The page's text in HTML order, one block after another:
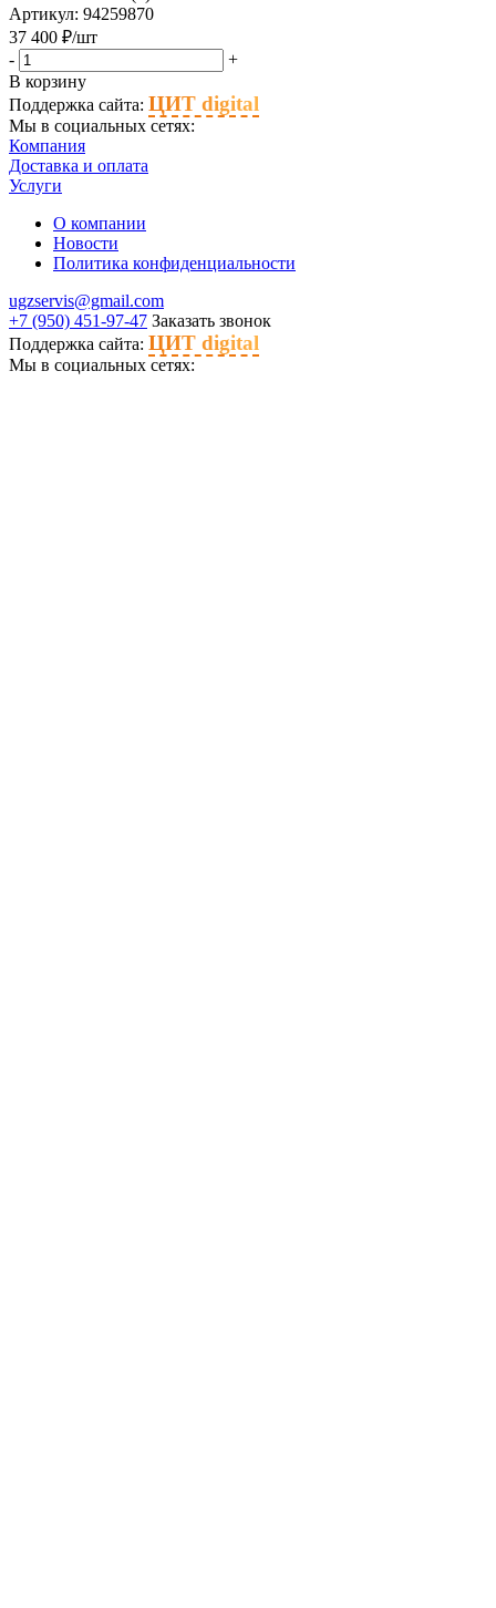
Артикул: 94259870
37 400 ₽/шт
-
+
В корзину
Поддержка сайта: ЦИТ digital
Мы в социальных сетях:
Компания
Доставка и оплата
Услуги
О компании
Новости
Политика конфиденциальности
ugzservis@gmail.com
+7 (950) 451-97-47 Заказать звонок
Поддержка сайта: ЦИТ digital
Мы в социальных сетях: